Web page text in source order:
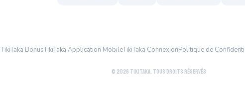
TikiTaka BonusTikiTaka Application MobileTikiTaka ConnexionPolitique de
© 2026 TikiTaka. Tous droits réservés